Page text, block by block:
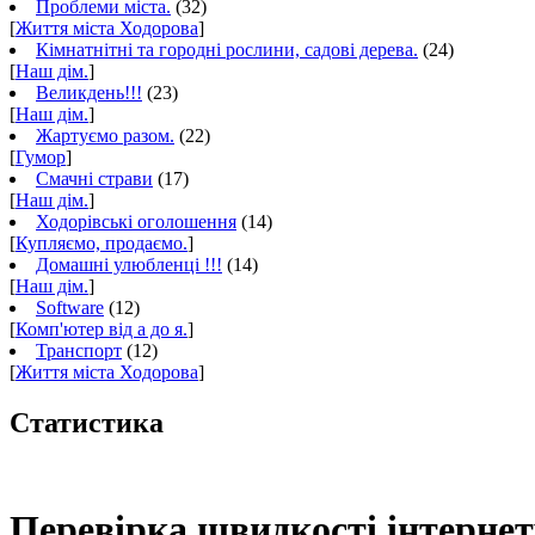
Проблеми міста. (32)
[Життя міста Ходорова]
Кімнатнітні та городні рослини, садові дерева. (24)
[Наш дім.]
Великдень!!! (23)
[Наш дім.]
Жартуємо разом. (22)
[Гумор]
Смачні страви (17)
[Наш дім.]
Ходорівські оголошення (14)
[Купляємо, продаємо.]
Домашні улюбленці !!! (14)
[Наш дім.]
Software (12)
[Комп'ютер від а до я.]
Транспорт (12)
[Життя міста Ходорова]
Статистика